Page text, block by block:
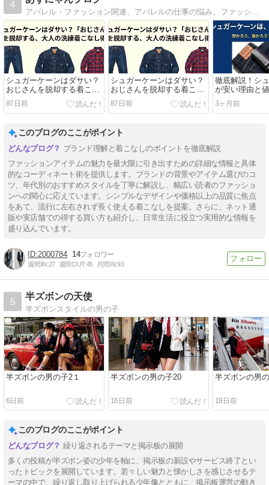
4
シュガーケーンはダサい？
おじさんを脱却する着こな
87日前
シュガーケーンはダサい？
おじさんを脱却する着こな
87日前
徹底解説！シ
が安い理由と
質の秘密
3ヶ月前
このブログのここがポイント
ブランド理解と着こなしのポイントを徹底解説
ファッションアイテムの魅力を最大限に引き出すための詳細な情報と具体
的なコーディネート術を提供します。ブランドの背景やアイテム選びのコ
ツ、年代別のおすすめスタイルを丁寧に解説し、幅広い読者のファッショ
ンへの関心に応えています。シンプルなデザインや価格以上の品質に焦点
をあて、流行に左右されず長く使える着こなしを提案。さらに、ネット通
販や実店舗での得する買い方も紹介し、日常生活に役立つ実用的な情報を
盛り込んでいます。
2000784 14
週間IN:27 週間OUT:45 月間IN:93
5
半ズボンの天使
半ズボンスタイルの男の子
半ズボンの男の子2１
6日前
半ズボンの男の子20
16日前
半ズボンの男
19日前
このブログのここがポイント
繰り返されるテーマと掲示板の展開
多くの投稿が半ズボン姿の少年を軸に、掲示板の新設やサービス終了とい
ったトピックを展開しています。若々しい魅力と懐かしさを感じさせるテ
ーマの中で、繰り返し取り上げられる少年像とともに、掲示板運営の動き